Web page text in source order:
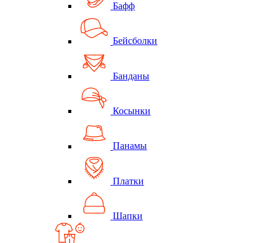
Бафф
Бейсболки
Банданы
Косынки
Панамы
Платки
Шапки